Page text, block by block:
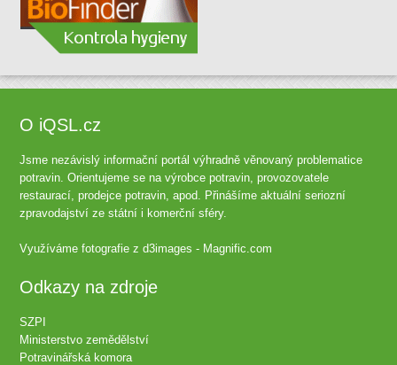
O iQSL.cz
Jsme nezávislý informační portál výhradně věnovaný problematice
potravin. Orientujeme se na výrobce potravin, provozovatele
restaurací, prodejce potravin, apod. Přinášíme aktuální seriozní
zpravodajství ze státní i komerční sféry.
Využíváme fotografie zd3images - Magnific.com
Odkazy na zdroje
SZPI
Ministerstvo zemědělství
Potravinářská komora